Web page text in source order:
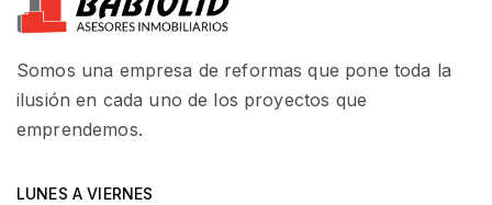
Somos una empresa de reformas que pone toda la
ilusión en cada uno de los proyectos que
emprendemos.
LUNES A VIERNES